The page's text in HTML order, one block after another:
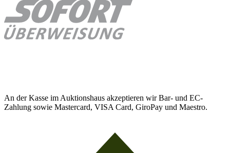
An der Kasse im Auktionshaus akzeptieren wir Bar- und EC-
Zahlung sowie Mastercard, VISA Card, GiroPay und Maestro.